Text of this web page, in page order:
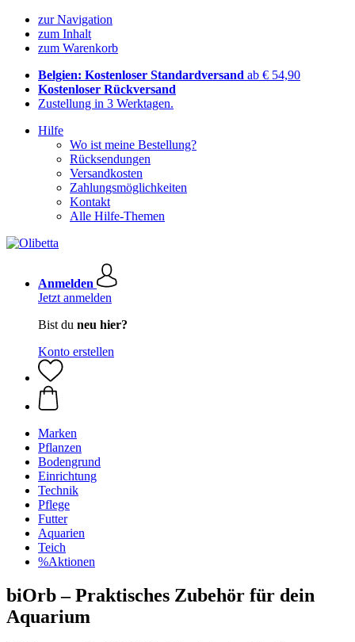
zur Navigation
zum Inhalt
zum Warenkorb
Belgien: Kostenloser Standardversand ab € 54,90
Kostenloser Rückversand
Zustellung in 3 Werktagen.
Hilfe
Wo ist meine Bestellung?
Rücksendungen
Versandkosten
Zahlungsmöglichkeiten
Kontakt
Alle Hilfe-Themen
Anmelden
Jetzt anmelden
Bist du neu hier?
Konto erstellen
Marken
Pflanzen
Bodengrund
Einrichtung
Technik
Pflege
Futter
Aquarien
Teich
%Aktionen
biOrb – Praktisches Zubehör für dein
Aquarium